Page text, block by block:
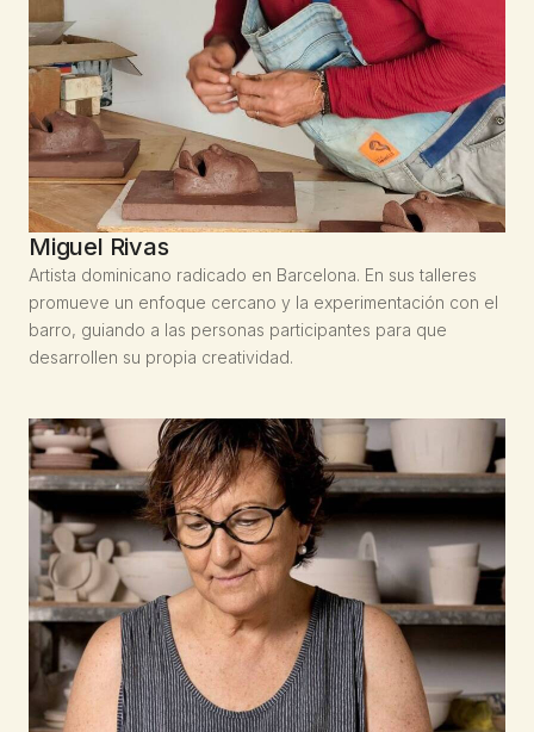
Miguel Rivas
Artista dominicano radicado en Barcelona. En sus talleres
promueve un enfoque cercano y la experimentación con el
barro, guiando a las personas participantes para que
desarrollen su propia creatividad.